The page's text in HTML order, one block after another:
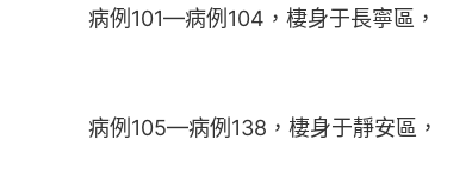
病例101—病例104，棲身于長寧區，
病例105—病例138，棲身于靜安區，